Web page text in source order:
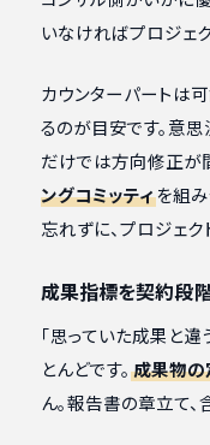
いなければプロジェ
カウンターパートは
るのが目安です。意
だけでは方向修正が
ングコミッティを組
忘れずに、プロジェ
成果指標を契約段
「思っていた成果と
とんどです。 成果物の
ん。報告書の章立て